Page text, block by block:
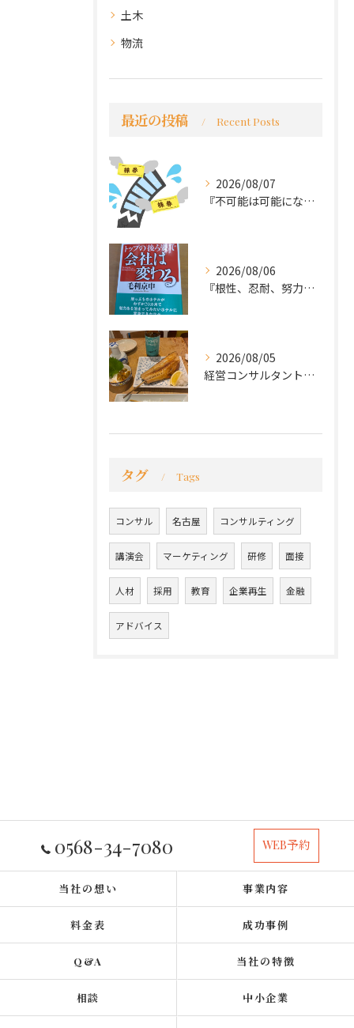
土木
物流
最近の投稿 Recent Posts
2026/08/07
『不可能は可能になる』
2026/08/06
『根性、忍耐、努力という言葉は死語なのか』
2026/08/05
経営コンサルタントのモーちゃん・毛利京申です。
タグ Tags
コンサル 名古屋 コンサルティング
講演会 マーケティング 研修 面接
人材 採用 教育 企業再生 金融
アドバイス
0568-34-7080 WEB予約
当社の想い 事業内容
料金表 成功事例
Q&A 当社の特徴
相談 中小企業